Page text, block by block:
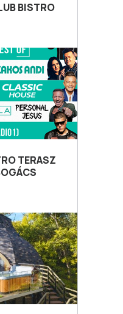
BISTRO
TERASZ